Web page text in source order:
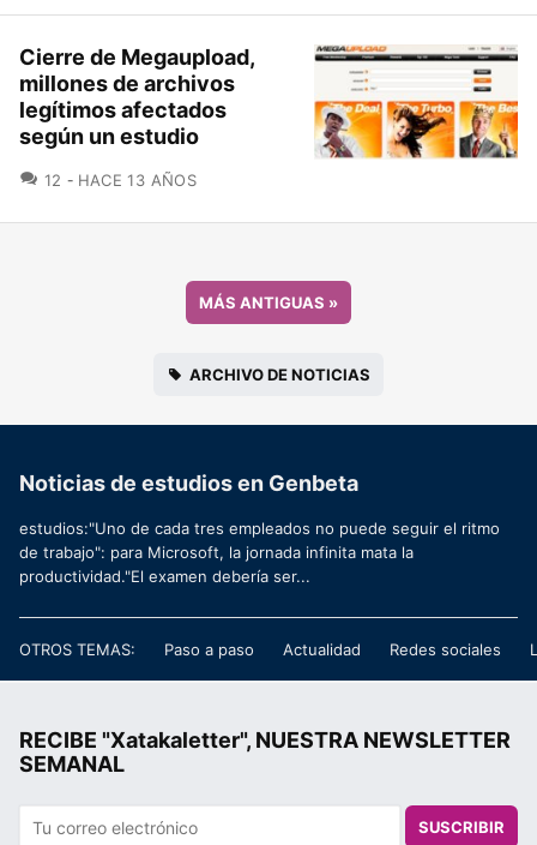
Cierre de Megaupload,
millones de archivos
legítimos afectados
según un estudio
12 COMENTARIOS
HACE 13 AÑOS
MÁS ANTIGUAS »
ARCHIVO DE NOTICIAS
Noticias de estudios en Genbeta
estudios:"Uno de cada tres empleados no puede seguir el ritmo
de trabajo": para Microsoft, la jornada infinita mata la
productividad."El examen debería ser...
OTROS TEMAS: Paso a paso Actualidad Redes sociales
RECIBE "Xatakaletter", NUESTRA NEWSLETTER
SEMANAL
SUSCRIBIR